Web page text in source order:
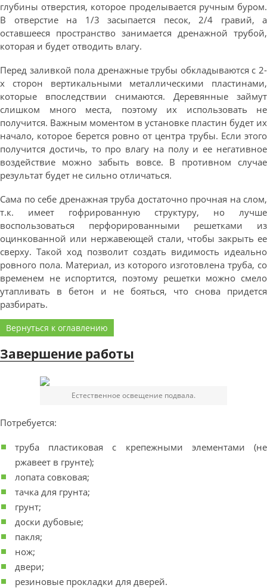
глубины отверстия, которое проделывается ручным буром.
В отверстие на 1/3 засыпается песок, 2/4 гравий, а
оставшееся пространство занимается дренажной трубой,
которая и будет отводить влагу.
Перед заливкой пола дренажные трубы обкладываются с 2-
х сторон вертикальными металлическими пластинами,
которые впоследствии снимаются. Деревянные займут
слишком много места, поэтому их использовать не
получится. Важным моментом в установке пластин будет их
начало, которое берется ровно от центра трубы. Если этого
получится достичь, то про влагу на полу и ее негативное
воздействие можно забыть вовсе. В противном случае
результат будет не сильно отличаться.
Сама по себе дренажная труба достаточно прочная на слом,
т.к. имеет гофрированную структуру, но лучше
воспользоваться перфорированными решетками из
оцинкованной или нержавеющей стали, чтобы закрыть ее
сверху. Такой ход позволит создать видимость идеально
ровного пола. Материал, из которого изготовлена труба, со
временем не испортится, поэтому решетки можно смело
утапливать в бетон и не бояться, что снова придется
разбирать.
Вернуться к оглавлению
Завершение работы
Естественное освещение подвала.
Потребуется:
труба пластиковая с крепежными элементами (не
ржавеет в грунте);
лопата совковая;
тачка для грунта;
грунт;
доски дубовые;
пакля;
нож;
двери;
резиновые прокладки для дверей.